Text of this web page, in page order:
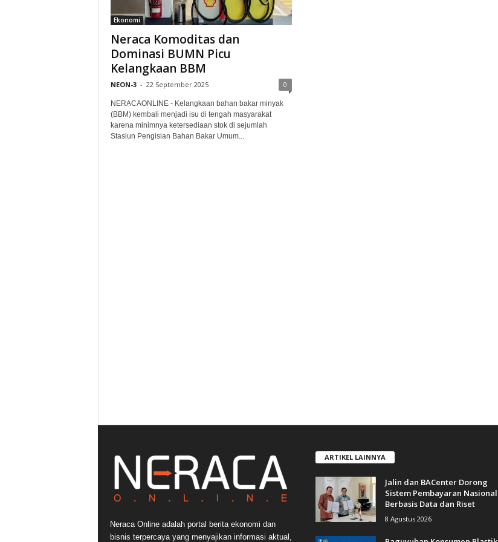
Ekonomi
Neraca Komoditas dan
Dominasi BUMN Picu
Kelangkaan BBM
NEON-3 - 22 September 2025 0
NERACAONLINE - Kelangkaan bahan bakar minyak
(BBM) kembali menjadi isu di tengah masyarakat
karena minimnya ketersediaan stok di sejumlah
Stasiun Pengisian Bahan Bakar Umum...
Neraca Online adalah portal berita ekonomi dan
bisnis terpercaya yang menyajikan informasi aktual,
ARTIKEL LAINNYA
Jalin dan BACenter Dorong
Sistem Pembayaran Nasional
Berbasis Data dan Riset
8 Agustus 2026